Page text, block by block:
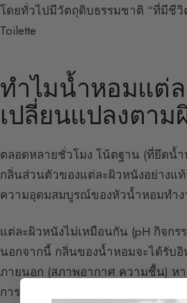
โดยทั่วไปมีวัตถุดิบธรรมชาติ “ที่มีชีวิ
Toilette
ทำไมน้ำหอมแต่
เปลี่ยนแปลงตาม
ตลอดหลายชั่วโมง โน้ตฐาน (ที่ยึดน้
กลิ่นส่วนตัวของแต่ละผิวหนังอย่างแ
ความอุดมสมบูรณ์ของหัวน้ำหอมทำ
แต่ละผิวหนังไม่เหมือนกัน (pH กิจกร
นอกจากนี้ กลิ่นของน้ำหอมจะได้รับ
ภายนอก (สภาพอากาศ ความชื้น) ห
การยกระดับบนผิวของคุณ ลองใช้